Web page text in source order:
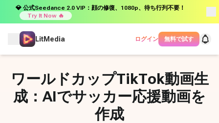
💎 公式Seedance 2.0 VIP：顔の修復、1080p、待ち行列不要！
Try It Now 🔥
LitMedia ログイン 無料で試す
ワールドカップTikTok動画生
成：AIでサッカー応援動画を
作成